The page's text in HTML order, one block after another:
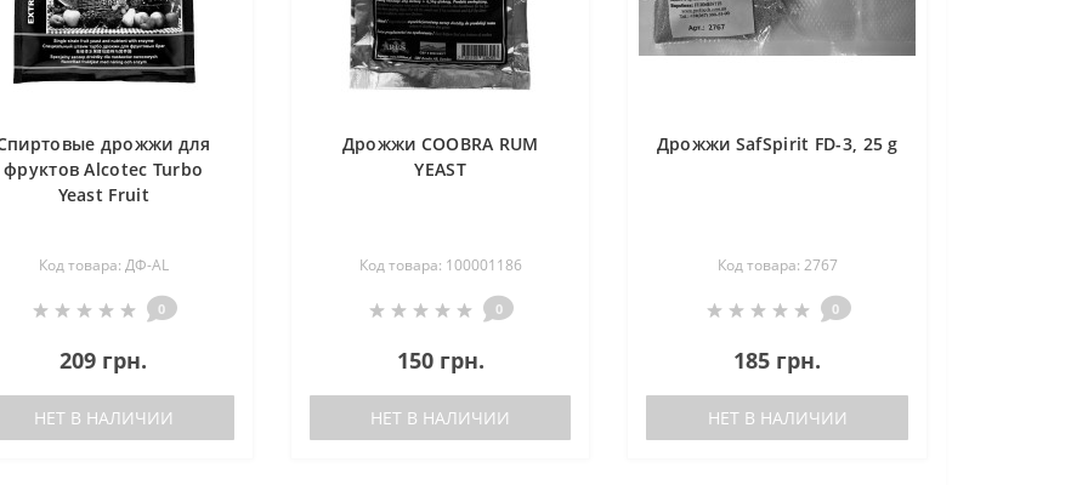
дрожжи для
фруктов Alcotec Turbo
Yeast Fruit
Код товара: ДФ-AL
0
209 грн.
НЕТ В НАЛИЧИИ
Дрожжи COOBRA RUM
YEAST
Код товара: 100001186
0
150 грн.
НЕТ В НАЛИЧИИ
Дрожжи SafSpirit FD-3, 25 g
Код товара: 2767
0
185 грн.
НЕТ В НАЛИЧИИ